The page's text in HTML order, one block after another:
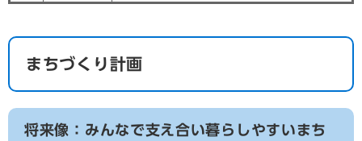
まちづくり計画
将来像：みんなで支え合い暮らしやすいまち